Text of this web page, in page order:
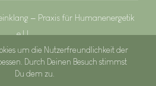
um die Nutzerfreundlichkeit der
Durch Deinen Besuch stimmst
Du dem zu.
– Praxis für Humanenergetik
e.U.
|Datenshutz